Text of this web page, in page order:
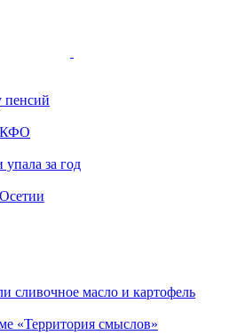
пенсий
за год
сливочное масло и картофель
«Территория смыслов»